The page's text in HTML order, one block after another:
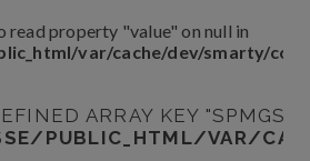
read property "value" on null in
var/cache/dev/smarty/
ARRAY KEY
PUBLIC_HTML/VAR/